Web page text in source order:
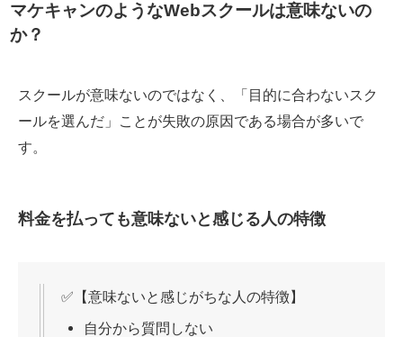
マケキャンのようなWebスクールは意味ないの
か？
スクールが意味ないのではなく、「目的に合わないスク
ールを選んだ」ことが失敗の原因である場合が多いで
す。
料金を払っても意味ないと感じる人の特徴
✅【意味ないと感じがちな人の特徴】
自分から質問しない